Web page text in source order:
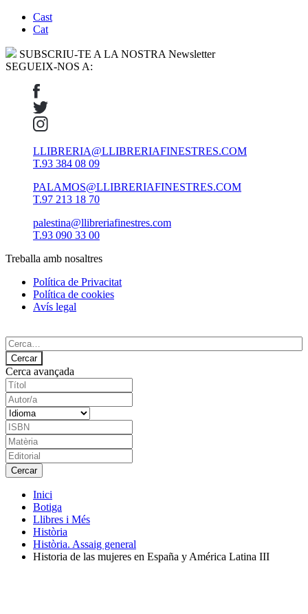
Cast
Cat
SUBSCRIU-TE A LA NOSTRA Newsletter
SEGUEIX-NOS A:
LLIBRERIA@LLIBRERIAFINESTRES.COM
T.93 384 08 09
PALAMOS@LLIBRERIAFINESTRES.COM
T.97 213 18 70
palestina@llibreriafinestres.com
T.93 090 33 00
Treballa amb nosaltres
Política de Privacitat
Política de cookies
Avís legal
Cerca avançada
Inici
Botiga
Llibres i Més
Història
Història. Assaig general
Historia de las mujeres en España y América Latina III